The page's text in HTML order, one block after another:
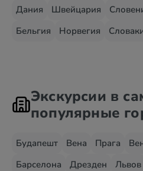
Дания
Швейцария
Бельгия
Норвегия
Экскурсии в
популярные
Будапешт Вена Прага
Барселона
Дрезден Львов